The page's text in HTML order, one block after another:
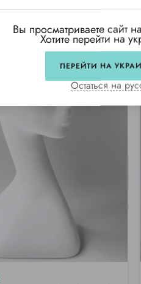
Вы просматриваете сайт
Хотите перейти на
ПЕРЕЙТИ НА
Остаться на